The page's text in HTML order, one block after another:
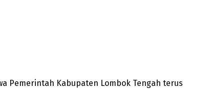
Pemerintah Kabupaten Lombok Tengah terus